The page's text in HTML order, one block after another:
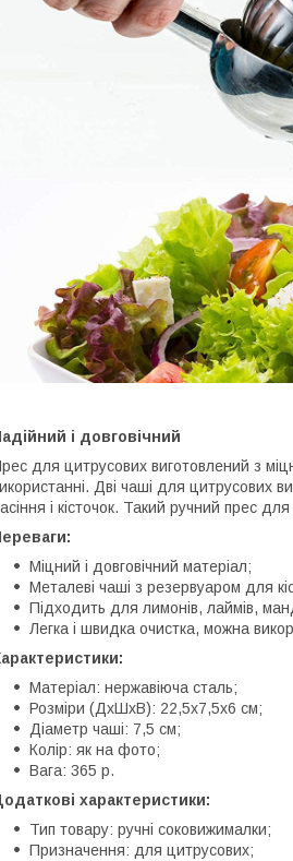
і довговічний
для цитрусових виготовлений з
Дві чаші для цитрусових
і кісточок. Такий ручний прес
Міцний і довговічний матеріал;
Металеві чаші з резервуаром для
Підходить для лимонів, лаймів,
Легка і швидка очистка, можна
Матеріал: нержавіюча сталь;
Розміри (ДхШхВ): 22,5х7,5х6 см;
Діаметр чаші: 7,5 см;
Колір: як на фото;
Вага: 365 р.
характеристики:
Тип товару: ручні соковижималки;
Призначення: для цитрусових;